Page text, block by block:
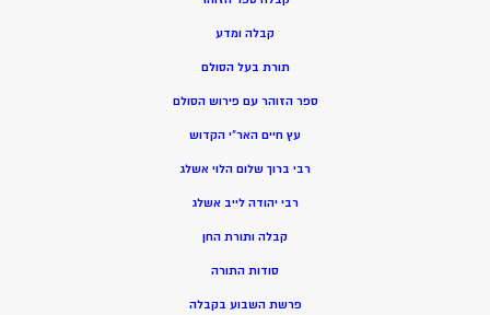
קבלה ומדע
תורת בעל הסולם
ספר הזוהר עם פירוש הסולם
עץ חיים האר”י הקדוש
רבי ברוך שלום הלוי אשלג
רבי יהודה לייב אשלג
קבלה ותורת החן
סודות התורה
פרשת השבוע בקבלה